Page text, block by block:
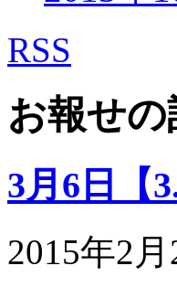
RSS
お報せの
3月6日【
2015年2月